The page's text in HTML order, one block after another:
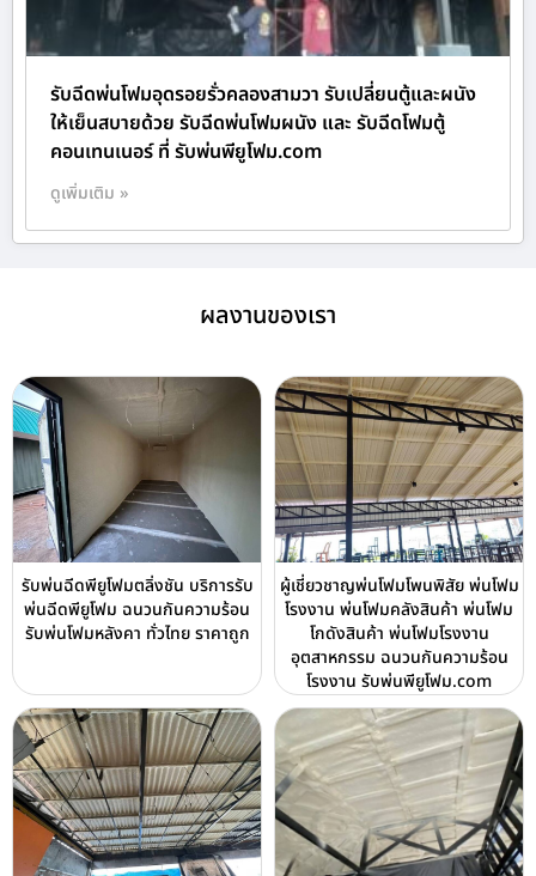
รับฉีดพ่นโฟมอุดรอยรั่วคลองสามวา รับเปลี่ยนตู้และผนัง
ให้เย็นสบายด้วย รับฉีดพ่นโฟมผนัง และ รับฉีดโฟมตู้
คอนเทนเนอร์ ที่ รับพ่นพียูโฟม.com
ดูเพิ่มเติม »
ผลงานของเรา
รับพ่นฉีดพียูโฟมตลิ่งชัน บริการรับ
พ่นฉีดพียูโฟม ฉนวนกันความร้อน
รับพ่นโฟมหลังคา ทั่วไทย ราคาถูก
ผู้เชี่ยวชาญพ่นโฟมโพนพิสัย พ่นโฟม
โรงงาน พ่นโฟมคลังสินค้า พ่นโฟม
โกดังสินค้า พ่นโฟมโรงงาน
อุตสาหกรรม ฉนวนกันความร้อน
โรงงาน รับพ่นพียูโฟม.com